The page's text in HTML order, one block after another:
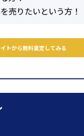
売りたいという方！
トから無料査定してみる